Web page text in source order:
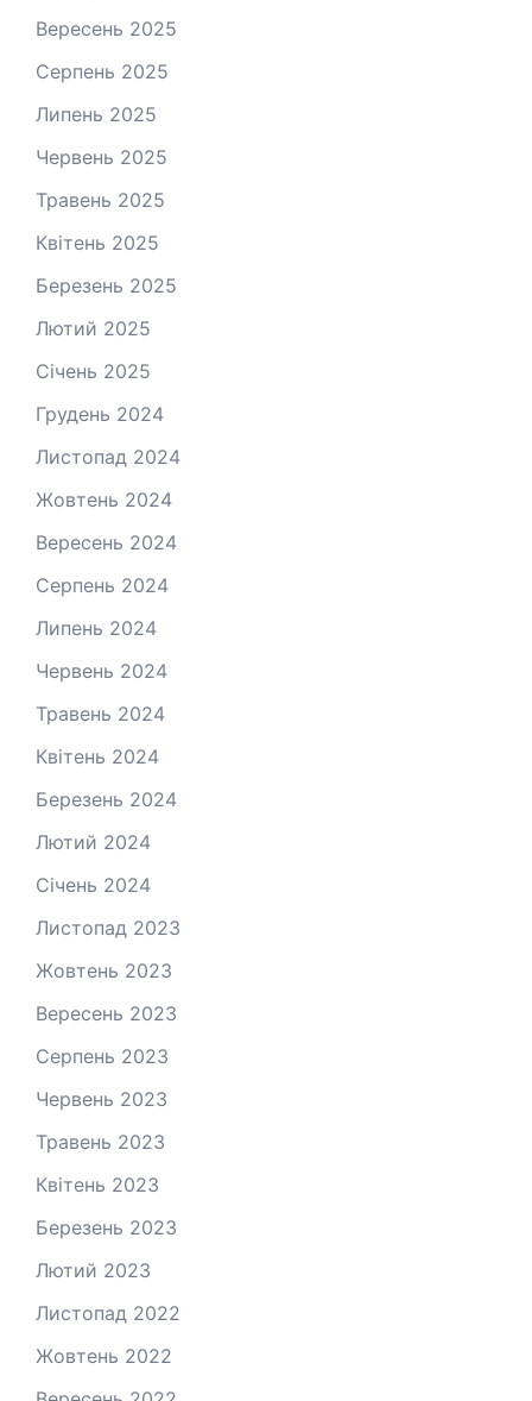
Вересень 2025
Серпень 2025
Липень 2025
Червень 2025
Травень 2025
Квітень 2025
Березень 2025
Лютий 2025
Січень 2025
Грудень 2024
Листопад 2024
Жовтень 2024
Вересень 2024
Серпень 2024
Липень 2024
Червень 2024
Травень 2024
Квітень 2024
Березень 2024
Лютий 2024
Січень 2024
Листопад 2023
Жовтень 2023
Вересень 2023
Серпень 2023
Червень 2023
Травень 2023
Квітень 2023
Березень 2023
Лютий 2023
Листопад 2022
Жовтень 2022